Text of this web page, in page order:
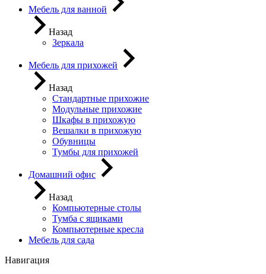
Мебель для ванной
Назад
Зеркала
Мебель для прихожей
Назад
Стандартные прихожие
Модульные прихожие
Шкафы в прихожую
Вешалки в прихожую
Обувницы
Тумбы для прихожей
Домашний офис
Назад
Компьютерные столы
Тумба с ящиками
Компьютерные кресла
Мебель для сада
Навигация